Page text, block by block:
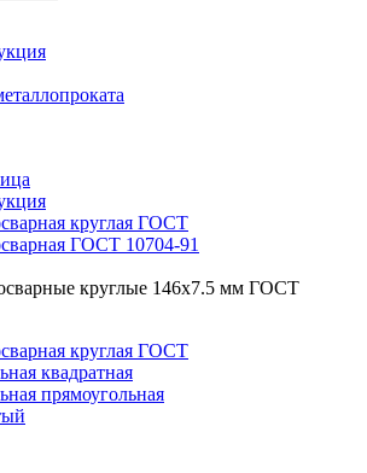
круглая ГОСТ
ГОСТ 10704-91
круглые 146x7.5 мм ГОСТ
круглая ГОСТ
квадратная
прямоугольная